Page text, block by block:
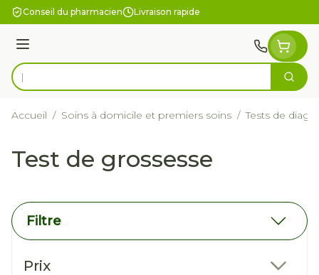
Aller au contenu
Conseil du pharmacien Livraison rapide
Menu
Rechercher
Accueil / Soins à domicile et premiers soins / Tests de
Test de grossesse
Filtre
Prix